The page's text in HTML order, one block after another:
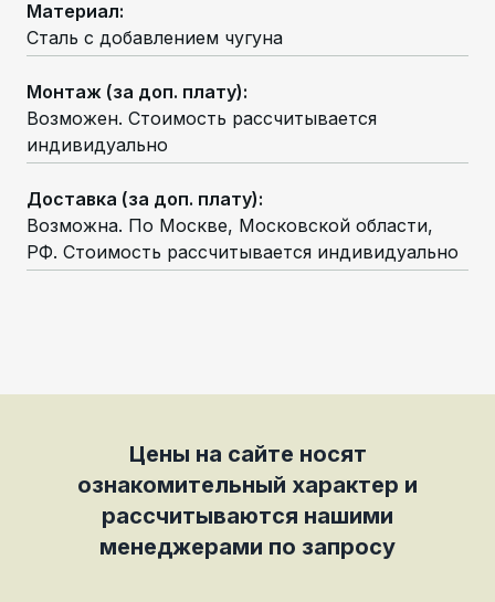
Материал:
Сталь с добавлением чугуна
Монтаж (за доп. плату):
Возможен. Стоимость рассчитывается
индивидуально
Доставка (за доп. плату):
Возможна. По Москве, Московской области,
РФ. Стоимость рассчитывается индивидуально
Цены на сайте носят
ознакомительный характер и
рассчитываются нашими
менеджерами по запросу